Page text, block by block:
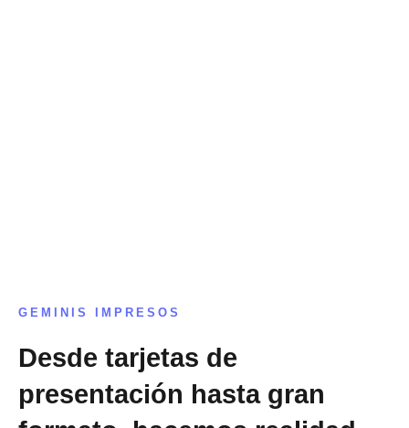
GEMINIS IMPRESOS
Desde tarjetas de
presentación hasta gran